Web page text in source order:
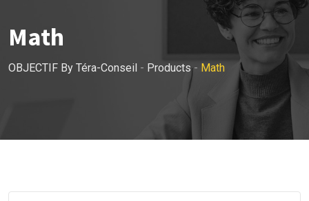
Math
OBJECTIF By Téra-Conseil - Products- Math